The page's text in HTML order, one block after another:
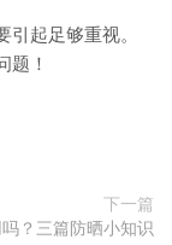
起足够重视。
题！
下一篇
？三篇防晒小知识